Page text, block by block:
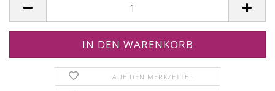
AUF DEN MERKZETTEL